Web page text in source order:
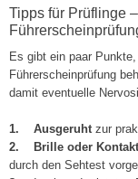
Tipps für Prüflinge
Es gibt ein paar
Führerscheinprüfung
damit eventuelle
1. Ausgeruhtzur
2.
Brille oder
durch den Sehtest